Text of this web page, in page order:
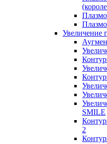
Увеличение
SMILE
2